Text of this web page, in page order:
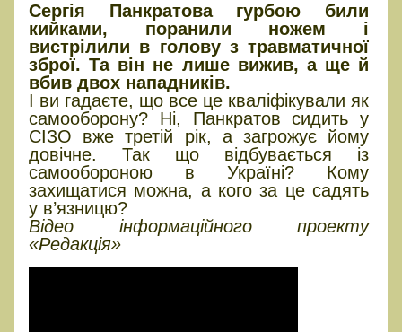
Сергія Панкратова гурбою били
кийками, поранили ножем і
вистрілили в голову з травматичної
зброї. Та він не лише вижив, а ще й
вбив двох нападників.
І ви гадаєте, що все це кваліфікували як
самооборону? Ні, Панкратов сидить у
СІЗО вже третій рік, а загрожує йому
довічне. Так що відбувається із
самообороною в Україні? Кому
захищатися можна, а кого за це садять
у в’язницю?
Відео інформаційного проекту
«Редакція»